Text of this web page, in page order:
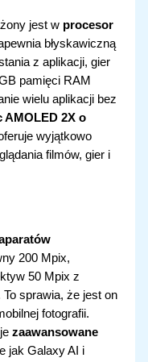
jest w procesor
błyskawiczną
z aplikacji, gier
pamięci RAM
wielu aplikacji bez
AMOLED 2X o
wyjątkowo
filmów, gier i
200 Mpix,
50 Mpix z
sprawia, że jest on
fotografii.
zaawansowane
jak Galaxy AI i